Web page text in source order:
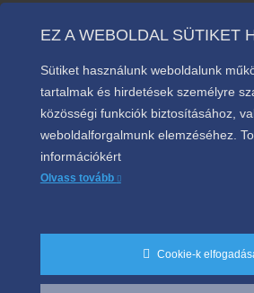
EZ A WEBOLDAL SÜTIKET
Sütiket használunk weboldalunk
tartalmak és hirdetések személyre
közösségi funkciók biztosításához,
weboldalforgalmunk elemzéséhez.
információkért
Olvass tovább
Cookie-k